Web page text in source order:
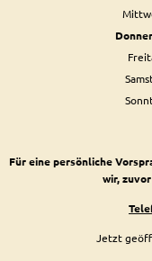
Für eine persönliche
wir,
Klicken, um
Jetzt